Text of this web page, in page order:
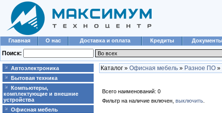
Главная О нас Доставка и оплата Кредиты Документы
Поиск:
Автоэлектроника
Бытовая техника
Компьютеры,
комплектующие и внешние
устройства
Офисная мебель
Каталог » Офисная мебель » Разное ПО »
Всего наименований: 0
Фильтр на наличие включен, выключить